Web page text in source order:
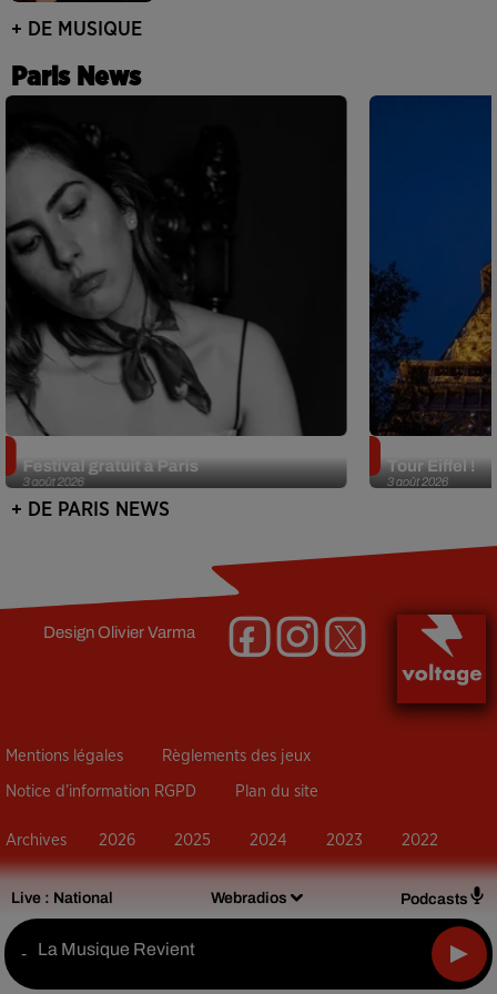
Live : National Webradios Podcasts
- La Musique Revient
+ DE MUSIQUE
Paris News
3 août 2026
Festival gratuit à Paris
3 août 2026
Tour Eiffel !
+ DE PARIS NEWS
DesignOlivier Varma
Mentions légales Règlements des jeux
Notice d’information RGPD Plan du site
Archives 2026 2025 2024 2023 2022